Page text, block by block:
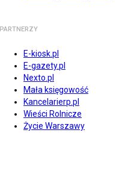
PARTNERZY
E-kiosk.pl
E-gazety.pl
Nexto.pl
Mała księgowość
Kancelarierp.pl
Wieści Rolnicze
Życie Warszawy